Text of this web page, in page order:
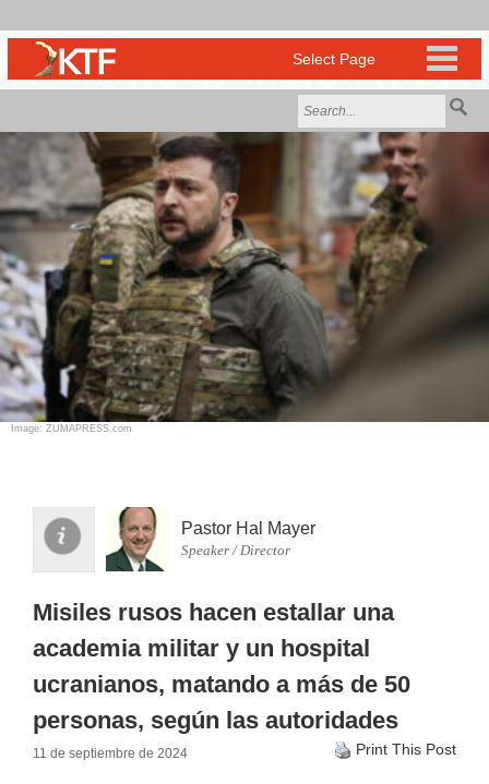
Image: ZUMAPRESS.com
Pastor Hal Mayer
Speaker / Director
Misiles rusos hacen estallar una
academia militar y un hospital
ucranianos, matando a más de 50
personas, según las autoridades
11 de septiembre de 2024 Print This Post